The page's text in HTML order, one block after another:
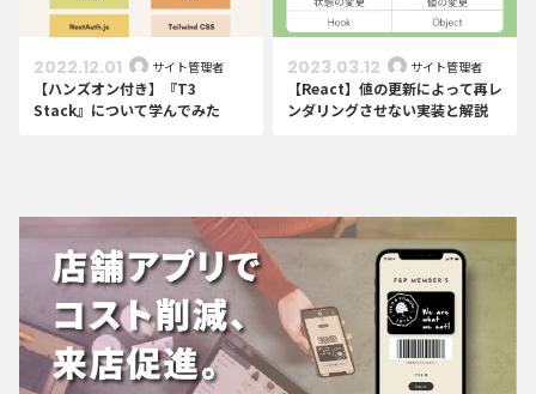
【ハンズオン付き】『T3
Stack』について学んでみた
2022.12.01 サイト管理者
【React】値の更新によって再レ
ンダリングさせない実装と解説
2023.03.12 サイト管理者